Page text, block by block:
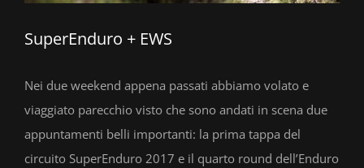
SuperEnduro + EWS
Nei due weekend appena passati abbiamo volato e
viaggiato parecchio visto che sono andati in scena due
appuntamenti belli importanti: la prima tappa del
circuito SuperEnduro 2017 e il quarto round dell’Enduro